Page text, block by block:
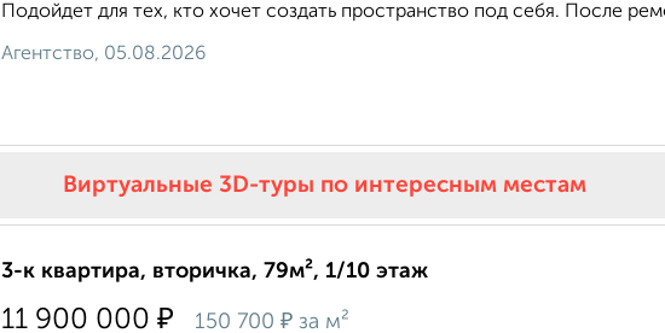
Подойдет для тех, кто хочет создать пространство под себя. После
Агентство, 05.08.2026
Виртуальные 3D-туры по интересным местам
3-к квартира, вторичка, 79м², 1/10 этаж
11 900 000 ₽ 150 700 ₽ за м²